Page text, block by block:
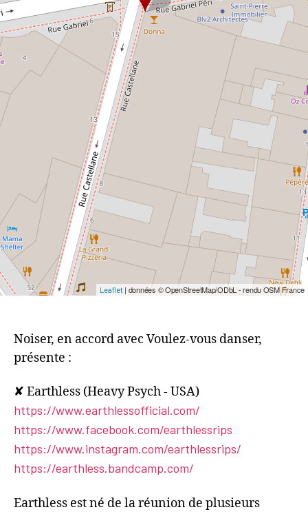
Leaflet| données © OpenStreetMap/ODbL - rendu OSM France
Noiser, en accord avec Voulez-vous danser,
présente :
✘ Earthless (Heavy Psych - USA)
https://www.earthlessofficial.com/
https://www.facebook.com/earthlessrips
https://www.instagram.com/earthlessrips/
https://earthless.bandcamp.com/
Earthless est né de la réunion de plusieurs